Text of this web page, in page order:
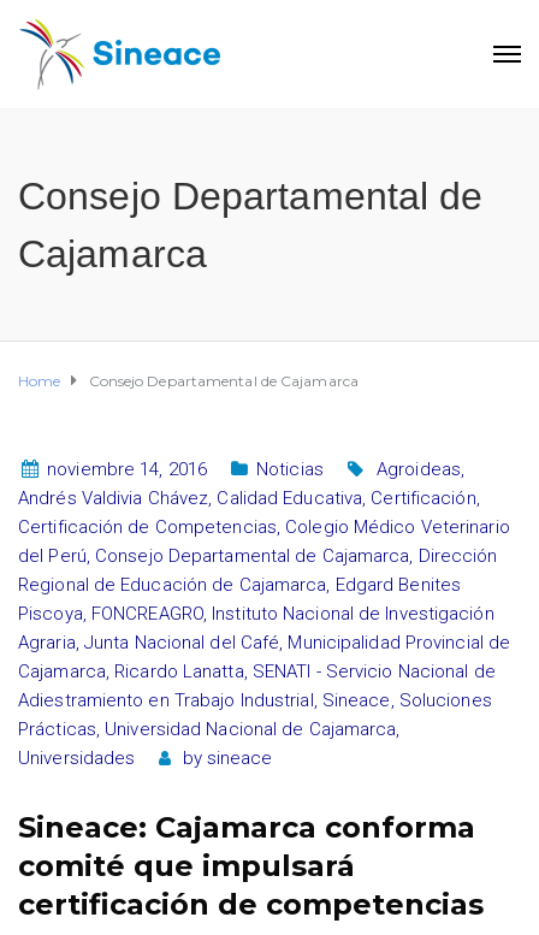
Consejo Departamental de
Cajamarca
Home Consejo Departamental de Cajamarca
noviembre 14, 2016 Noticias Agroideas,
Andrés Valdivia Chávez, Calidad Educativa, Certificación,
Certificación de Competencias, Colegio Médico Veterinario
del Perú, Consejo Departamental de Cajamarca, Dirección
Regional de Educación de Cajamarca, Edgard Benites
Piscoya, FONCREAGRO, Instituto Nacional de Investigación
Agraria, Junta Nacional del Café, Municipalidad Provincial de
Cajamarca, Ricardo Lanatta, SENATI - Servicio Nacional de
Adiestramiento en Trabajo Industrial, Sineace, Soluciones
Prácticas, Universidad Nacional de Cajamarca,
Universidades
by sineace
Sineace: Cajamarca conforma
comité que impulsará
certificación de competencias